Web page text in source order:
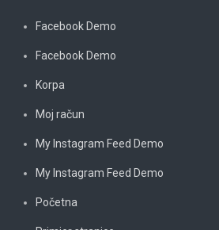
Facebook Demo
Facebook Demo
Korpa
Moj račun
My Instagram Feed Demo
My Instagram Feed Demo
Početna